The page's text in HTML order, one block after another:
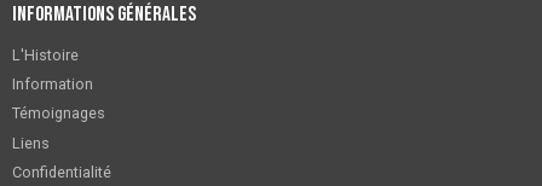
Informations générales
L'Histoire
Information
Témoignages
Liens
Confidentialité